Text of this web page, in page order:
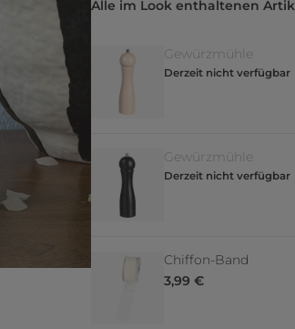
Alle im Look enthaltenen
Gewürzmühle
Derzeit nicht verfügbar
Gewürzmühle
Derzeit nicht verfügbar
Chiffon-Band
3,99 €